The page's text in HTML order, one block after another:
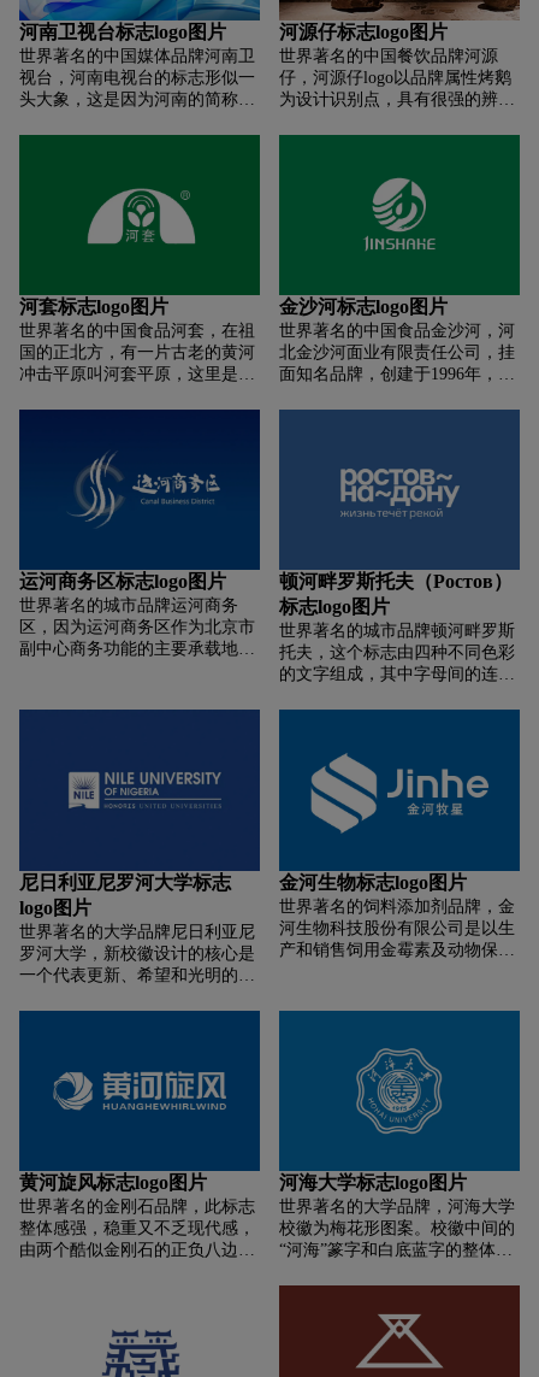
亚。位居2020年世界500强企业
第486位、中国500强企业第122
位、中国煤炭企业50强第8位、
中国煤炭产量50强第11位、中国
石油和化工企业500强第7位。截
产能合计1000万吨。拥有大有能
源、九天化工2家上市公司和濮
阳绿宇新材料1家新三板挂牌公
无人智能开采石灰石矿山。
的理念赋予企业另一层社会回馈
内涵——“三领三报”——领头、
领头、领头； 为国家、为人民、
为党服务。
河南卫视台标志logo图片
世界著名的中国媒体品牌河南卫
视台，河南电视台的标志形似一
头大象，这是因为河南的简称：
的标志是继央视原子核符号以后
的产物，所以具有明显的效仿
性，大象以河南的首字母“HN”的
变形体，而环绕“HN”的是模拟卫
术的迅猛发展，经过电脑技术处
理，这个不起眼的符号却更具备
了时代气息
河源仔标志logo图片
世界著名的中国餐饮品牌河源
仔，河源仔logo以品牌属性烤鹅
为设计识别点，具有很强的辨识
了文化趣味。 标志融合了太极分
割元素的造型，体现圆润、通
达、和谐之美。 汉字设计巧妙地
与品牌标志相呼应，使标志的适
现传统文化理念； 标志颜色为深
红色，体现高尚健康饮食理念；
河套标志logo图片
世界著名的中国食品河套，在祖
国的正北方，有一片古老的黄河
冲击平原叫河套平原，这里是世
流经河套的几字湾上，有一个地
方叫巴彦淖尔（蒙古语：富饶的
湖泊），那里有一家“中华老字
号”企业，有一群视顾客为父
他们源源不断地为人们奉献着最
原始的养命食品——面粉。“河
套牌面粉”， 原料正宗、工艺一
流、口感醇正、“麦香”四溢被人
们亲切地称为“雪花粉” ......
金沙河标志logo图片
世界著名的中国食品金沙河，河
北金沙河面业有限责任公司，挂
面知名品牌，创建于1996年，河
运河商务区标志logo图片
世界著名的城市品牌运河商务
区，因为运河商务区作为北京市
副中心商务功能的主要承载地和
Center」这个关键词。在图形设
样象形地诠释了其辐射周边、推
广传播的冲击波。 其次，标志中
体现出一种文化传承与创新、东
西文化交融的设计诉求。标志中
的书法字体「运河商务区」也由
艺术家韩美林创作完成。在颜色
上，标志采用了蓝色和银灰色。
助色可以根据不同环境灵活应
顿河畔罗斯托夫（Ростов）
标志logo图片
世界著名的城市品牌顿河畔罗斯
托夫，这个标志由四种不同色彩
的文字组成，其中字母间的连接
筑轮廓剪影配合使用。目前，带
有新LOGO的相关纪念品和印刷
产品已经制作完毕，希望在世界
杯期间有一个不错的销量。
尼日利亚尼罗河大学标志
logo图片
世界著名的大学品牌尼日利亚尼
罗河大学，新校徽设计的核心是
一个代表更新、希望和光明的
彩。蓝色代表了「知识的海
洋」，而绿色则象征着广受赞誉
所不断努力将自己定位为创新高
等教育机构，可以为学生提供 21
世纪就业能力和创业技能的大
学，新校徽将在以下方面发挥关
键作用。其一，进一步提升了学
金河生物标志logo图片
世界著名的饲料添加剂品牌，金
河生物科技股份有限公司是以生
产和销售饲用金霉素及动物保健
业产业化国家重点龙头企业”，
家重点高新技术企业”。公司主
要产品有“牧星”牌饲用金霉素、
盐酸金霉素、盐霉素、土霉素钙
预混剂及系列动保制剂、玉米淀
种。公司现有发酵容积
5794M3，具有兽用抗生素系列
产品的发酵规模优势，核心产品
饲用金霉素年综合产能5.5万吨，
70%左右出口到美国、加拿大、
欧盟、东南亚、拉丁美洲等国家
黄河旋风标志logo图片
世界著名的金刚石品牌，此标志
整体感强，稳重又不乏现代感，
由两个酷似金刚石的正负八边形
心和博士后科研工作站.....象征
企业依托高新技术做大，做强，
河海大学标志logo图片
世界著名的大学品牌，河海大学
校徽为梅花形图案。校徽中间的
“河海”篆字和白底蓝字的整体色
系，选取河海蓝为标准色，体现
了河海大学具有大江大海的宽广
胸怀和磅礴气势，代表了河海大